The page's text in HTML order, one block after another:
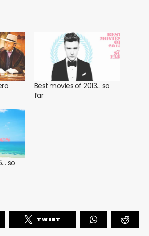
Best movies of 2013… so
far
so
TWEET